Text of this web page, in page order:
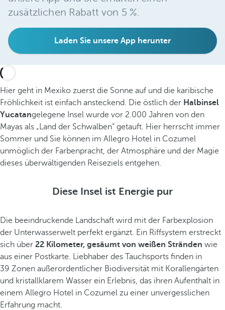
zusätzlichen Rabatt von 5 %.
Laden Sie unsere App herunter
Hier geht in Mexiko zuerst die Sonne auf und die karibische
Fröhlichkeit ist einfach ansteckend. Die östlich der Halbinsel
Yucatangelegene Insel wurde vor 2.000 Jahren von den
Mayas als „Land der Schwalben“ getauft. Hier herrscht immer
Sommer und Sie können im Allegro Hotel in Cozumel
unmöglich der Farbenpracht, der Atmosphäre und der Magie
dieses überwältigenden Reiseziels entgehen.
Diese Insel ist Energie pur
Die beeindruckende Landschaft wird mit der Farbexplosion
der Unterwasserwelt perfekt ergänzt. Ein Riffsystem erstreckt
sich über 22 Kilometer, gesäumt von weißen Stränden wie
aus einer Postkarte. Liebhaber des Tauchsports finden in
39 Zonen außerordentlicher Biodiversität mit Korallengärten
und kristallklarem Wasser ein Erlebnis, das ihren Aufenthalt in
einem Allegro Hotel in Cozumel zu einer unvergesslichen
Erfahrung macht.